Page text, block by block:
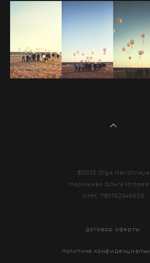
©2025 Olga Narizhnaya
Нарижная Ольга
ИНН: 780162346605
договор оферты
политика